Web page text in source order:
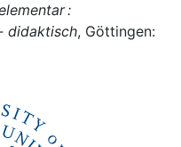
:
didaktisch, Göttingen: